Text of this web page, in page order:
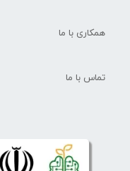
همکاری با ما
تماس با ما